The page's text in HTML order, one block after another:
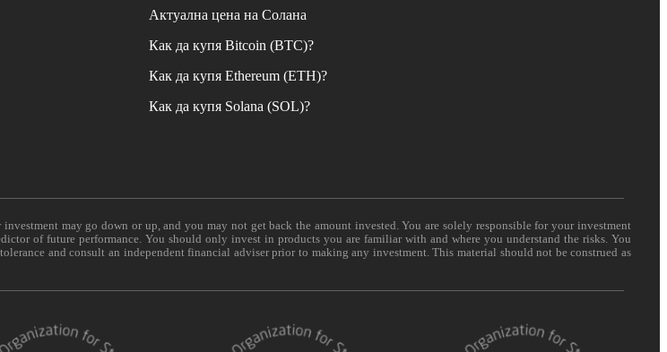
Актуална цена на Солана
Как да купя Bitcoin (BTC)?
Как да купя Ethereum (ETH)?
Как да купя Solana (SOL)?
may go down or up, and you may not get back the amount invested. You are solely responsible for your investment
of future performance. You should only invest in products you are familiar with and where you understand the risks. You
and consult an independent financial adviser prior to making any investment. This material should not be construed as